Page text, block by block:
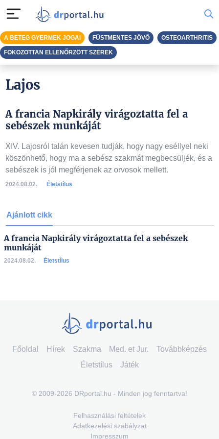
Lajos
A francia Napkirály virágoztatta fel a
sebészek munkáját
XIV. Lajosról talán kevesen tudják, hogy nagy eséllyel neki
köszönhető, hogy ma a sebész szakmát megbecsüljék, és a
sebészek is jól megférjenek az orvosok mellett.
2024.08.02. Életstílus
Ajánlott cikk
A francia Napkirály virágoztatta fel a sebészek
munkáját
2024.08.02. Életstílus
A BETEG GYERMEK JOGAI FÜSTMENTES JÖVŐ OSTEOARTHRITIS
FOKOZOTTAN ELLENŐRZÖTT SZEREK
Főoldal Hírek Szakma Med. et Jur.
Továbbképzés
Életstílus
Játék
© 2009-2026 DRportal.hu - Minden jog fenntartva!
Felhasználási feltételek
Adatkezelési szabályzat
Impresszum